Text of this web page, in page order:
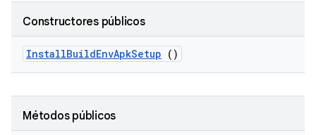
Constructores públicos
InstallBuildEnvApkSetup ()
Métodos públicos